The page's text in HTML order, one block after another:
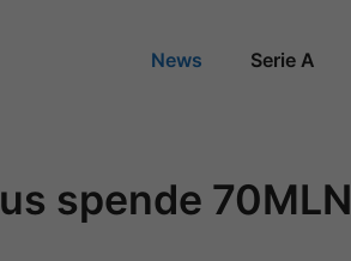
News Serie A
spende 70MLN